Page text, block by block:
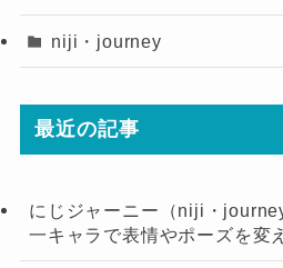
niji・journey
最近の記事
にじジャーニー（niji・
一キャラで表情やポーズを変